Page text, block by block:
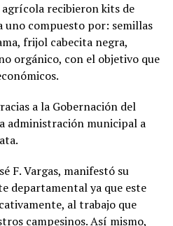
agrícola recibieron kits de
uno compuesto por: semillas
frijol cabecita negra,
orgánico, con el objetivo que
a la Gobernación del
administración municipal a
F. Vargas, manifestó su
departamental ya que este
al trabajo que
campesinos. Así mismo,